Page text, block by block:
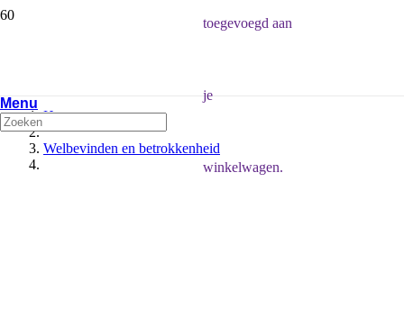
toegevoegd aan
je
winkelwagen.
Menu
Home
Welbevinden en betrokkenheid